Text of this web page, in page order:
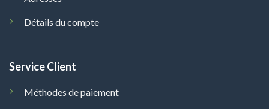
Détails du compte
Service Client
Méthodes de paiement